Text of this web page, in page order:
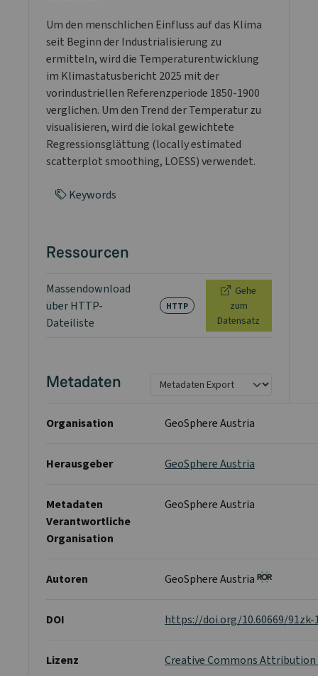
Um den menschlichen Einfluss auf das Klima
seit Beginn der Industrialisierung zu
ermitteln, wird die Temperaturentwicklung
im Klimastatusbericht 2025 mit der
vorindustriellen Referenzperiode 1850-1900
verglichen. Um den Trend der Temperatur zu
visualisieren, wird die lokal gewichtete
Regressionsglättung (locally estimated
scatterplot smoothing, LOESS) verwendet.
Keywords
Ressourcen
Massendownload
über HTTP-
Dateiliste
HTTP
Gehe
zum
Datensatz
Metadaten
Organisation GeoSphere Austria
Herausgeber GeoSphere Austria
Metadaten
Verantwortliche
Organisation
GeoSphere Austria
Autoren GeoSphere Austria
DOI https://doi.org/10.60669/91zk-
Lizenz Creative Commons